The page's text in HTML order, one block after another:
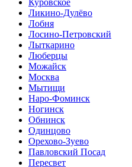
Куровское
Ликино-Дулёво
Лобня
Лосино-Петровский
Лыткарино
Люберцы
Можайск
Москва
Мытищи
Наро-Фоминск
Ногинск
Обнинск
Одинцово
Орехово-Зуево
Павловский Посад
Пересвет